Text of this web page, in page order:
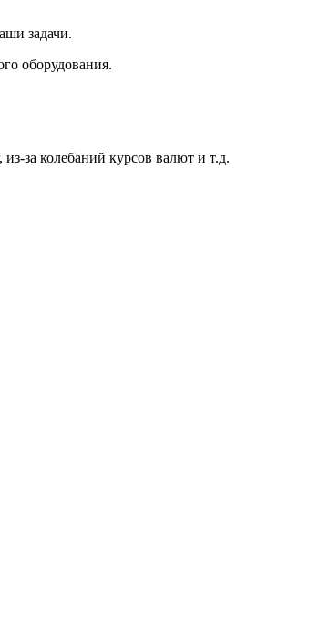
задачи.
оборудования.
за колебаний курсов валют и т.д.